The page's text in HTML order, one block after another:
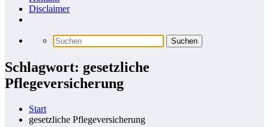
Disclaimer
Schlagwort: gesetzliche
Pflegeversicherung
Start
gesetzliche Pflegeversicherung